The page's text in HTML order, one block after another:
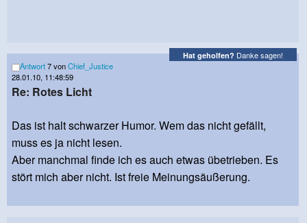
Hat geholfen? Danke sagen!
Antwort7 vonChief_Justice
28.01.10, 11:48:59
Re: Rotes Licht
Das ist halt schwarzer Humor. Wem das nicht gefällt,
muss es ja nicht lesen.
Aber manchmal finde ich es auch etwas übetrieben. Es
stört mich aber nicht. Ist freie Meinungsäußerung.